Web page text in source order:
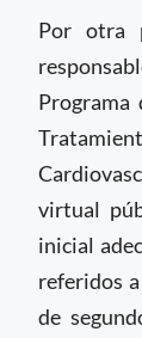
Por otra
virtual
inicial
referidos
de